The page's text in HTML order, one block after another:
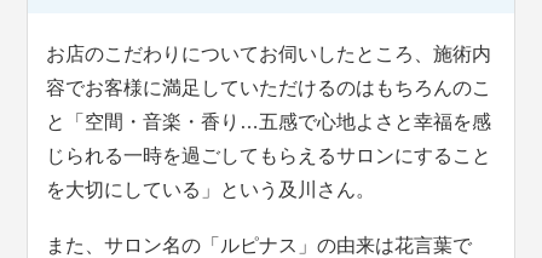
お店のこだわりについてお伺いしたところ、施術内
容でお客様に満足していただけるのはもちろんのこ
と「空間・音楽・香り…五感で心地よさと幸福を感
じられる一時を過ごしてもらえるサロンにすること
を大切にしている」という及川さん。
また、サロン名の「ルピナス」の由来は花言葉で